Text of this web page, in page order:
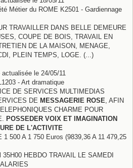
Métier du ROME K2501 - Gardiennage
TRAVAILLER DANS BELLE DEMEURE
COUPE DE BOIS, TRAVAIL EN
DE LA MAISON, MENAGE,
PLEIN TEMPS, LOGE. (...)
le 24/05/11
- Art dramatique
DE SERVICES MULTIMEDIAS
DE MESSAGERIE ROSE , AFIN
CHARME POUR
POSSEDER VOIX ET IMAGINATION
DE L'ACTIVITE
500 A 1 750 Euros (9839,36 A 11 479,25
35H00 HEBDO TRAVAIL LE SAMEDI